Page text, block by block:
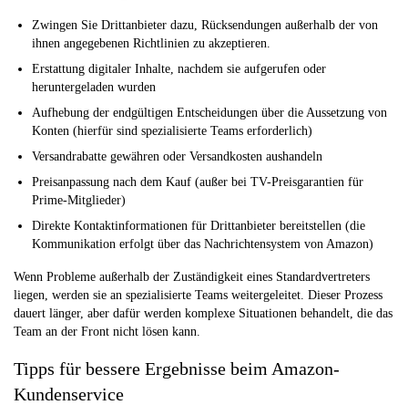
Zwingen Sie Drittanbieter dazu, Rücksendungen außerhalb der von
ihnen angegebenen Richtlinien zu akzeptieren.
Erstattung digitaler Inhalte, nachdem sie aufgerufen oder
heruntergeladen wurden
Aufhebung der endgültigen Entscheidungen über die Aussetzung von
Konten (hierfür sind spezialisierte Teams erforderlich)
Versandrabatte gewähren oder Versandkosten aushandeln
Preisanpassung nach dem Kauf (außer bei TV-Preisgarantien für
Prime-Mitglieder)
Direkte Kontaktinformationen für Drittanbieter bereitstellen (die
Kommunikation erfolgt über das Nachrichtensystem von Amazon)
Wenn Probleme außerhalb der Zuständigkeit eines Standardvertreters
liegen, werden sie an spezialisierte Teams weitergeleitet. Dieser Prozess
dauert länger, aber dafür werden komplexe Situationen behandelt, die das
Team an der Front nicht lösen kann.
Tipps für bessere Ergebnisse beim Amazon-
Kundenservice